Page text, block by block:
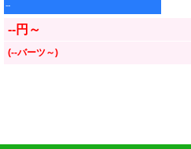
--
--円～
(--バーツ～)